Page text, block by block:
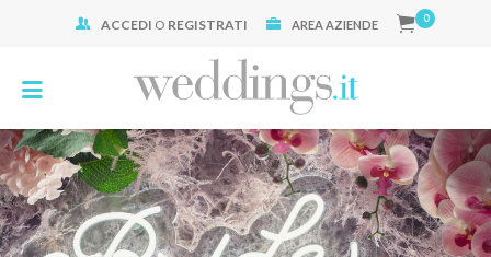
ACCEDI O REGISTRATI AREA AZIENDE 0